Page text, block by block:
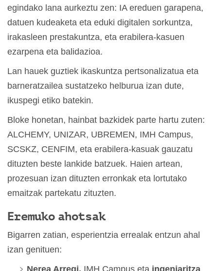
egindako lana aurkeztu zen: IA ereduen garapena,
datuen kudeaketa eta eduki digitalen sorkuntza,
irakasleen prestakuntza, eta erabilera-kasuen
ezarpena eta balidazioa.
Lan hauek guztiek ikaskuntza pertsonalizatua eta
barneratzailea sustatzeko helburua izan dute,
ikuspegi etiko batekin.
Bloke honetan, hainbat bazkidek parte hartu zuten:
ALCHEMY, UNIZAR, UBREMEN, IMH Campus,
SCSKZ, CENFIM, eta erabilera-kasuak gauzatu
dituzten beste lankide batzuek. Haien artean,
prozesuan izan dituzten erronkak eta lortutako
emaitzak partekatu zituzten.
Eremuko ahotsak
Bigarren zatian, esperientzia errealak entzun ahal
izan genituen: